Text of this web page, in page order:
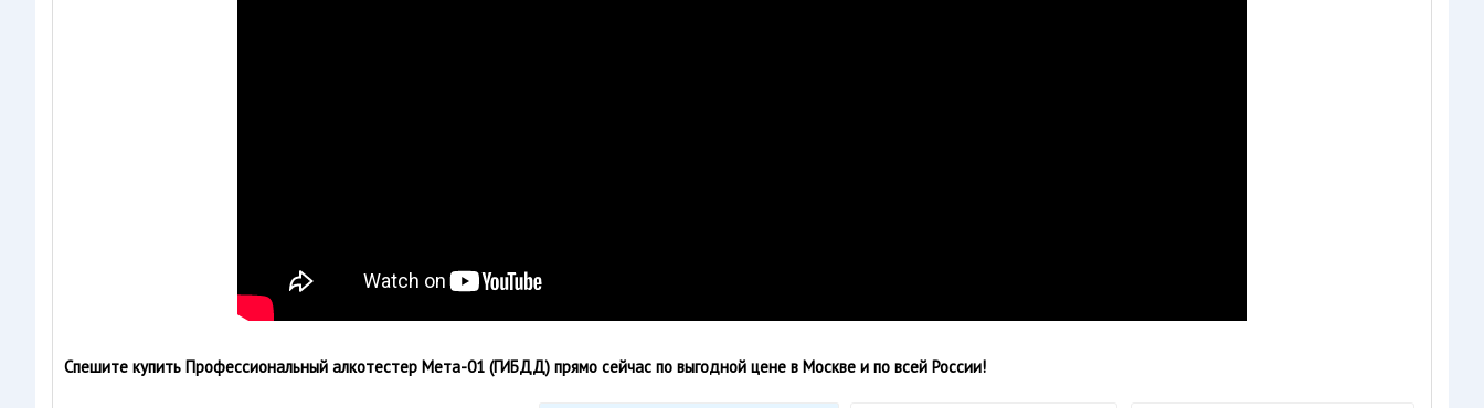
Спешите купить Профессиональный алкотестер Мета-01 (ГИБДД) прямо сейчас по выгодной цене в Москве и по всей России!